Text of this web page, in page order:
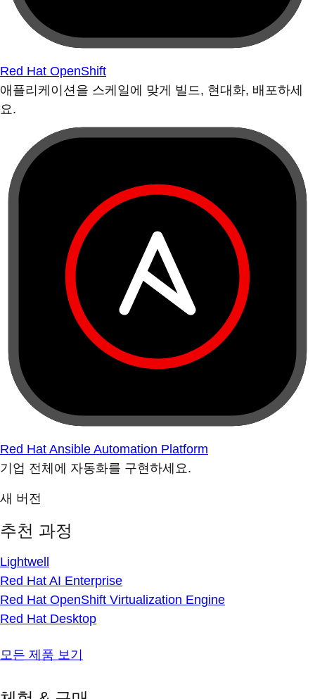
Red Hat OpenShift
애플리케이션을 스케일에 맞게 빌드, 현대화, 배포하세
요.
Red Hat Ansible Automation Platform
기업 전체에 자동화를 구현하세요.
새 버전
추천 과정
Lightwell
Red Hat AI Enterprise
Red Hat OpenShift Virtualization Engine
Red Hat Desktop
모든 제품 보기